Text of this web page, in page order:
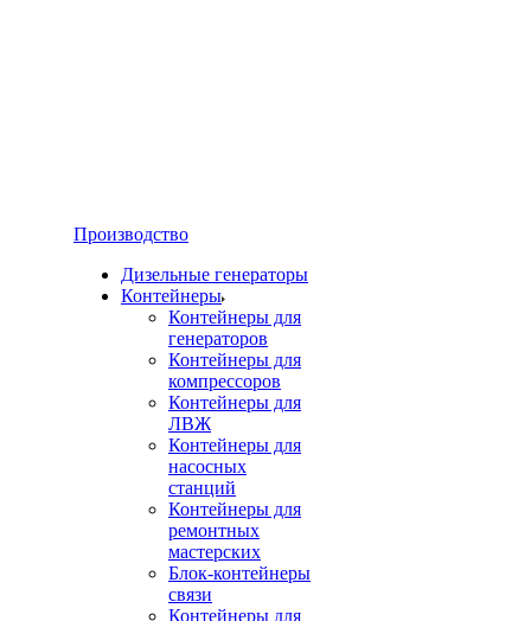
Производство
Дизельные генераторы
Контейнеры
Контейнеры для
генераторов
Контейнеры для
компрессоров
Контейнеры для
ЛВЖ
Контейнеры для
насосных
станций
Контейнеры для
ремонтных
мастерских
Блок-контейнеры
связи
Контейнеры для